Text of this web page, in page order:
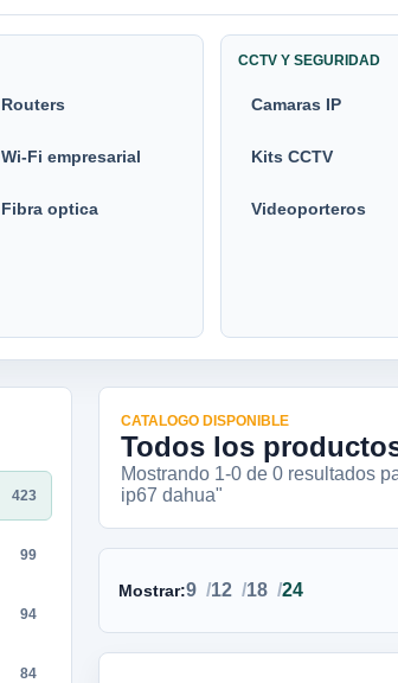
Routers
Wi-Fi empresarial
Fibra optica
CCTV Y SEGURIDAD
Camaras IP
Kits CCTV
Videoporteros
423
99
94
84
CATALOGO DISPONIBLE
Todos los
Mostrando 1-0de 0resultados
ip67 dahua"
Mostrar:9 12 18 24